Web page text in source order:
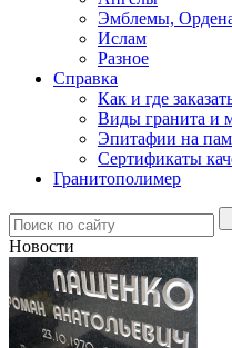
Эмблемы,
Ислам
Разное
Справка
Как и где
Виды гранита и
Эпитафии на
Сертификаты
Гранитополимер
Новости